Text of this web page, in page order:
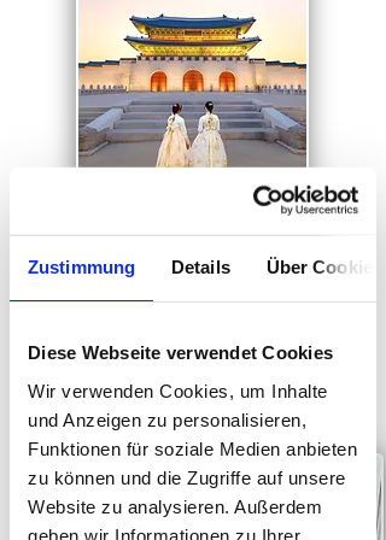
Zustimmung Details Über Cookies
Diese Webseite verwendet Cookies
Wir verwenden Cookies, um Inhalte
und Anzeigen zu personalisieren,
Funktionen für soziale Medien anbieten
zu können und die Zugriffe auf unsere
Website zu analysieren. Außerdem
geben wir Informationen zu Ihrer
Das historische Seoul - wo jahrhundertealte Paläste auf
moderne Wolkenkratzer treffen. Starte deinen Tag früh im
Frühstück aus Kimchi, Suppe und frisch gedämpften
Mandu.
Die Gassen von Ikseon-dong
Hanok-Häusern
verstecken sich hippe
Cafés, Concept Stores
und Designläden.